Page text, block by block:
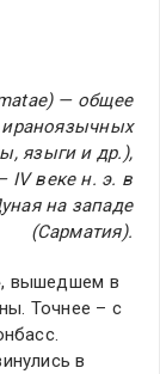
— общее
ираноязычных
языги и др.),
IV веке н. э. в
на западе
(Сарматия).
вышедшем в
Точнее – с
в